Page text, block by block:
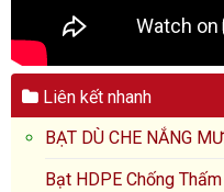
Liên kết nhanh
BẠT DÙ CHE NẮNG
Bạt HDPE Chống